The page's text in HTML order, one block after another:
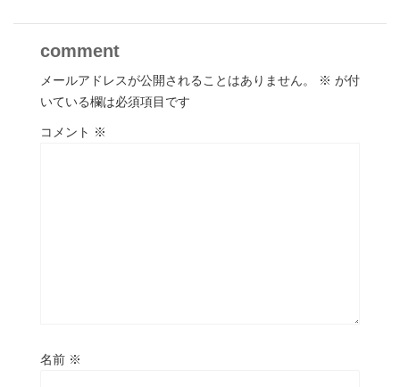
comment
メールアドレスが公開されることはありません。 ※ が付
いている欄は必須項目です
コメント ※
名前 ※